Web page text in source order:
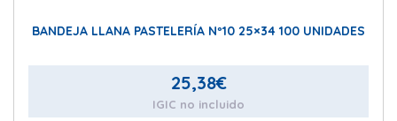
BANDEJA LLANA PASTELERÍA Nº10 25×34 100 UNIDADES
25,38€
IGIC no incluido